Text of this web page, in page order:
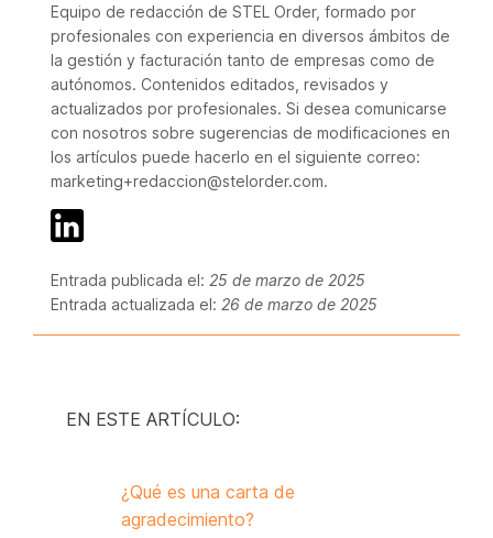
Equipo de redacción de STEL Order, formado por
profesionales con experiencia en diversos ámbitos de
la gestión y facturación tanto de empresas como de
autónomos. Contenidos editados, revisados y
actualizados por profesionales. Si desea comunicarse
con nosotros sobre sugerencias de modificaciones en
los artículos puede hacerlo en el siguiente correo:
marketing+redaccion@stelorder.com.
Entrada publicada el: 25 de marzo de 2025
Entrada actualizada el: 26 de marzo de 2025
EN ESTE ARTÍCULO:
¿Qué es una carta de
agradecimiento?